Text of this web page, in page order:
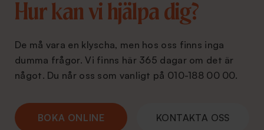
Hur kan vi hjälpa dig?
De må vara en klyscha, men hos oss finns inga
dumma frågor. Vi finns här 365 dagar om det är
något. Du når oss som vanligt på 010-188 00 00.
BOKA ONLINE KONTAKTA OSS